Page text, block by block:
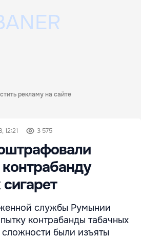
рекламу на сайте
12:21 3 575
службы Румынии
контрабанды табачных
были изъяты